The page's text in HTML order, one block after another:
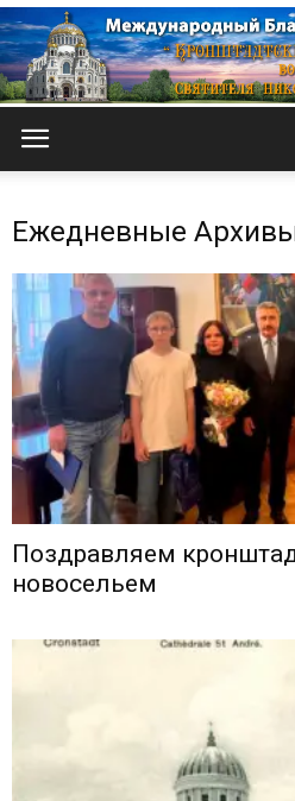
Ежедневные
Поздравляем
новосельем